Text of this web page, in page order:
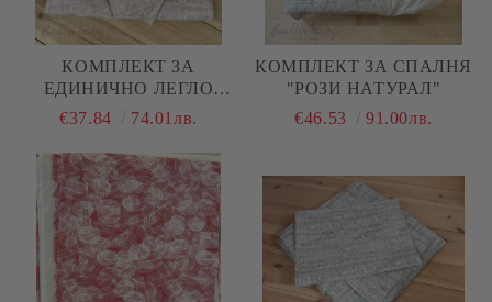
КОМПЛЕКТ ЗА
ЕДИНИЧНО ЛЕГЛО
"РОЗОВ МЕЛАНЖ"
€37.84 74.01лв.
КОМПЛЕКТ ЗА СПАЛНЯ
"РОЗИ НАТУРАЛ"
€46.53
91.00лв.